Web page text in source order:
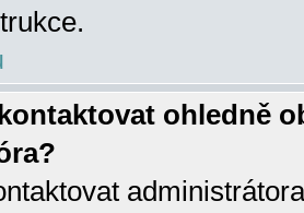
ohledně